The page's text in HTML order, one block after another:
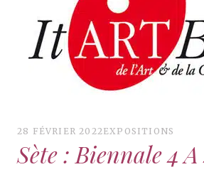
28 FÉVRIER 2022EXPOSITIONS
Sète : Biennale 4 A